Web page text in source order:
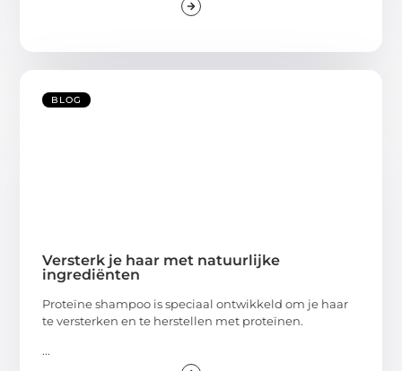
BLOG
Versterk je haar met natuurlijke
ingrediënten
Proteïne shampoo is speciaal ontwikkeld om je haar
te versterken en te herstellen met proteïnen.
...